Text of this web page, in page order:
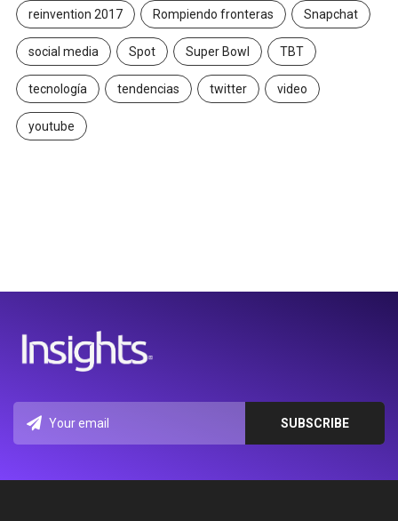
reinvention 2017 Rompiendo fronteras Snapchat
social media Spot Super Bowl TBT
tecnología tendencias twitter video
youtube